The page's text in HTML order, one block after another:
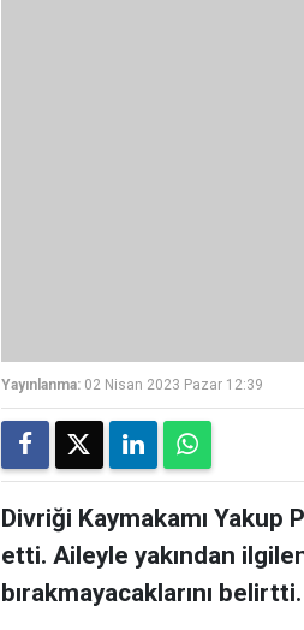
Yayınlanma: 02 Nisan 2023 Pazar 12:39
Divriği Kaymakamı
etti. Aileyle yakından
bırakmayacaklarını belirtti.